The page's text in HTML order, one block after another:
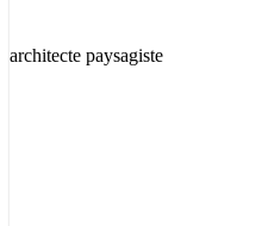
architecte paysagiste